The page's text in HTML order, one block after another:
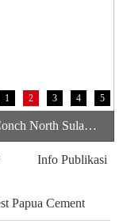
Perjalanan Belajar Bahasa Mandarin PT Conch North Sulawesi Cement Berbagi Pengalaman Karyawan Dalam Mengembangkan Kemampuan Bahasa
1 2 3 4 5
Info Publikasi
Papua Cement